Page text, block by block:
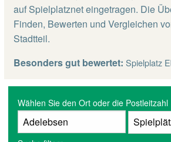
auf Spielplatznet eingetragen. Die
Finden, Bewerten und Vergleichen
Stadtteil.
Besonders gut bewertet: Spielplatz
Wählen Sie den Ort oder die Postleitzahl